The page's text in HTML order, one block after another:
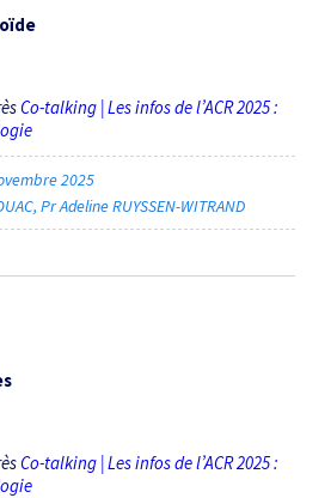
Co-talking | Les infos de l’ACR 2025 :
2025
Pr Adeline RUYSSEN-WITRAND
Co-talking | Les infos de l’ACR 2025 :